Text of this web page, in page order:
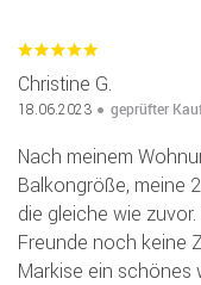
Christine G.
18.06.2023 geprüfter
Nach meinem
Balkongröße, meine
die gleiche wie
Freunde noch keine
Markise ein schönes